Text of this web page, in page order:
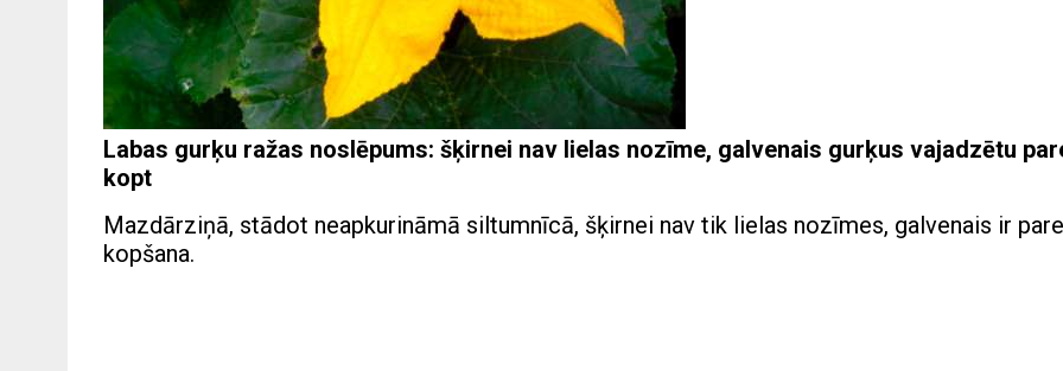
Labas gurķu ražas noslēpums: šķirnei nav lielas nozīme, galvenais gurķus vajadzētu
kopt
Mazdārziņā, stādot neapkurināmā siltumnīcā, šķirnei nav tik lielas nozīmes, galvenais ir
kopšana.